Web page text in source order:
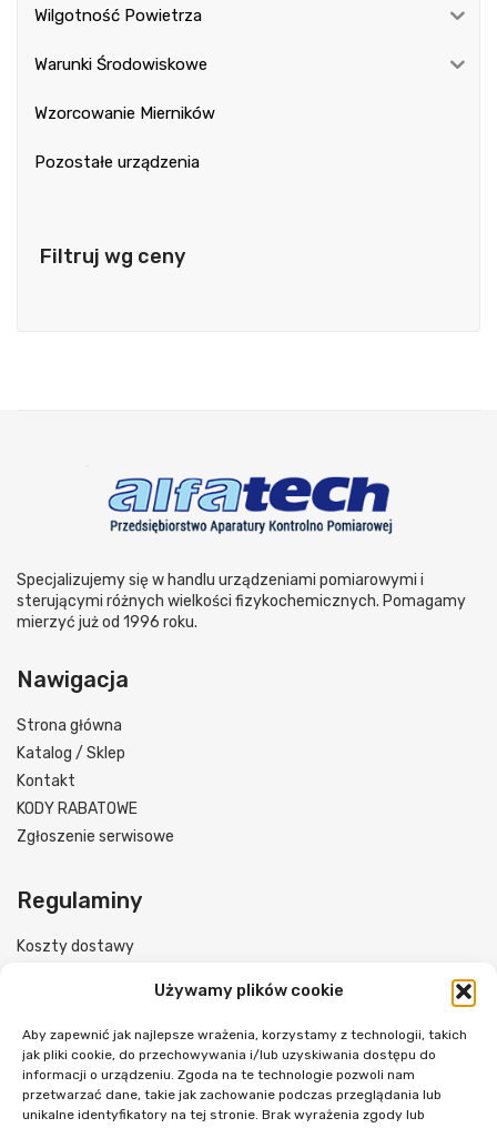
Używamy plików cookie
Aby zapewnić jak najlepsze wrażenia, korzystamy z technologii, takich
jak pliki cookie, do przechowywania i/lub uzyskiwania dostępu do
informacji o urządzeniu. Zgoda na te technologie pozwoli nam
przetwarzać dane, takie jak zachowanie podczas przeglądania lub
unikalne identyfikatory na tej stronie. Brak wyrażenia zgody lub
Wilgotność Powietrza
Warunki Środowiskowe
Wzorcowanie Mierników
Pozostałe urządzenia
Filtruj wg ceny
Specjalizujemy się w handlu urządzeniami pomiarowymi i
sterującymi różnych wielkości fizykochemicznych. Pomagamy
mierzyć już od 1996 roku.
Nawigacja
Strona główna
Katalog / Sklep
Kontakt
KODY RABATOWE
Zgłoszenie serwisowe
Regulaminy
Koszty dostawy
Polityka prywatności
Reklamacje i zwroty
Śledź nas